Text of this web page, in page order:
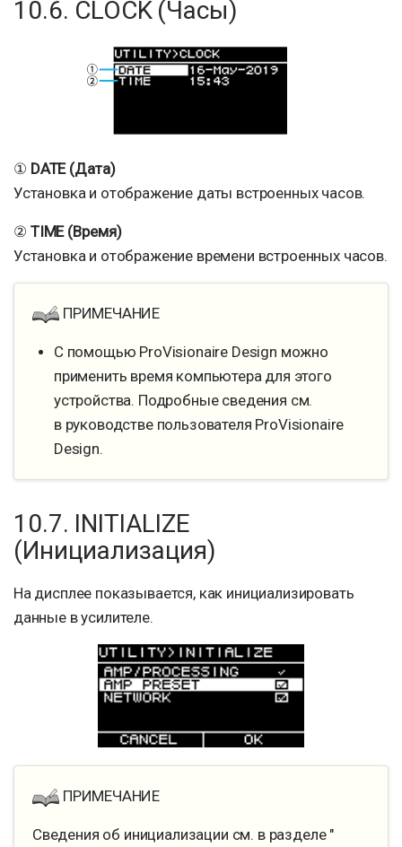
10.6. CLOCK (Часы)
① DATE (Дата)
Установка и отображение даты встроенных часов.
② TIME (Время)
Установка и отображение времени встроенных часов.
ПРИМЕЧАНИЕ
С помощью ProVisionaire Design можно
применить время компьютера для этого
устройства. Подробные сведения см.
в руководстве пользователя ProVisionaire
Design.
10.7. INITIALIZE
(Инициализация)
На дисплее показывается, как инициализировать
данные в усилителе.
ПРИМЕЧАНИЕ
Сведения об инициализации см. в разделе "